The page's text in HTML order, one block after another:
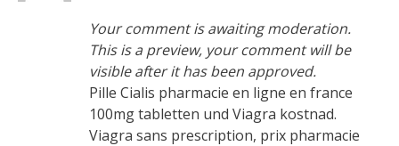
Your comment is awaiting moderation.
This is a preview, your comment will be
visible after it has been approved.
Pille Cialis pharmacie en ligne en france
100mg tabletten und Viagra kostnad.
Viagra sans prescription, prix pharmacie